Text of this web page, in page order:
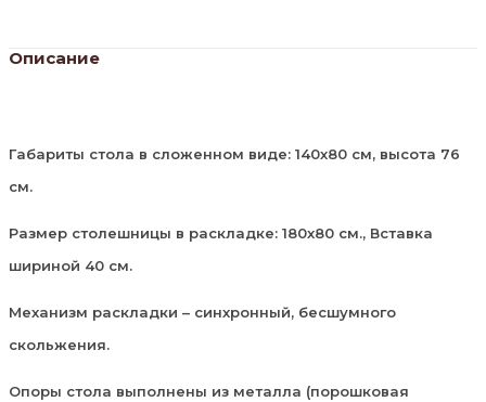
Описание
Габариты стола в сложенном виде: 140х80 см, высота 76
см.
Размер столешницы в раскладке: 180х80 см., Вставка
шириной 40 см.
Механизм раскладки – синхронный, бесшумного
скольжения.
Опоры стола выполнены из металла (порошковая